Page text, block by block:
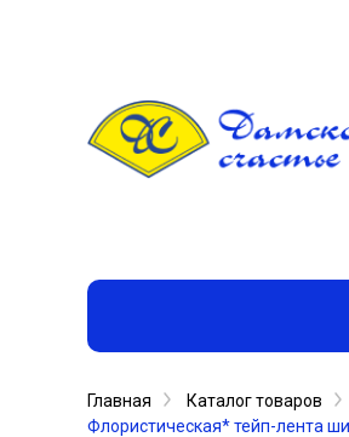
Главная Каталог товаров
Флористическая* тейп-лента